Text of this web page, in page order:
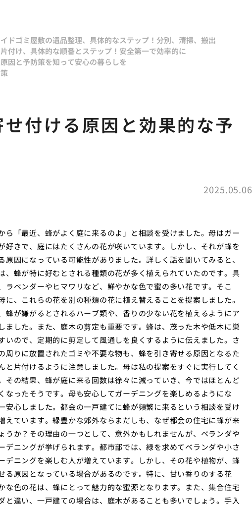
ドゴミ屋敷の遺品整理、具体的なステップ！分別、清掃、搬出
付け、具体的な順番とステップ！安全第一で効率的に
因と予防策を知って安心の暮らしを
付ける原因と効果的な予
2025.05.06
ら「最近、蜂がよく庭に来るのよ」と相談を受けました。母はガー
好きで、庭にはたくさんの花が咲いています。しかし、それが蜂を
原因になっている可能性がありました。詳しく話を聞いてみると、
、蜂が特に好むとされる種類の花が多く植えられていたのです。具
ラベンダーやヒマワリなど、鮮やかな色で蜜の多い花です。そこ
に、これらの花を別の種類の花に植え替えることを提案しました。
蜂が嫌がるとされるハーブ類や、香りの少ない花を植えるようにア
ました。また、庭木の剪定も重要です。蜂は、茂った木や低木に巣
いので、定期的に剪定して風通しを良くするように伝えました。さ
周りに放置されたゴミや不要な物も、蜂を引き寄せる原因となるた
と片付けるように注意しました。母は私の提案をすぐに実行してく
その結果、蜂が庭に来る回数は徐々に減っていき、今ではほとんど
なったそうです。母も安心してガーデニングを楽しめるようにな
安心しました。都会の一戸建てに蜂が頻繁に来るという相談を受け
えています。緑豊かな郊外ならまだしも、なぜ都会の住宅に蜂が来
うか？その理由の一つとして、意外かもしれませんが、ベランダや
デニングが挙げられます。都市部では、緑を求めてベランダや小さ
デニングを楽しむ人が増えています。しかし、その花や植物が、蜂
る原因となっている場合があるのです。特に、甘い香りのする花
な色の花は、蜂にとって魅力的な蜜源となります。また、集合住宅
と違い、一戸建ての場合は、庭木があることも多いでしょう。手入